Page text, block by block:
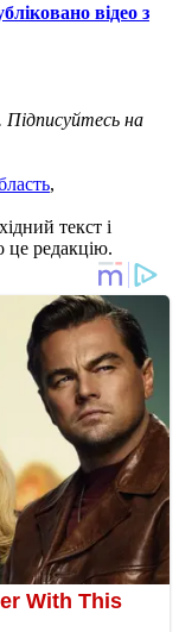
відео з
на
,
текст і
це редакцію.